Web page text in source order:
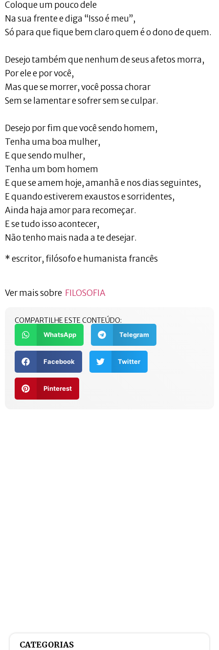
Coloque um pouco dele
Na sua frente e diga “Isso é meu”,
Só para que fique bem claro quem é o dono de quem.
Desejo também que nenhum de seus afetos morra,
Por ele e por você,
Mas que se morrer, você possa chorar
Sem se lamentar e sofrer sem se culpar.
Desejo por fim que você sendo homem,
Tenha uma boa mulher,
E que sendo mulher,
Tenha um bom homem
E que se amem hoje, amanhã e nos dias seguintes,
E quando estiverem exaustos e sorridentes,
Ainda haja amor para recomeçar.
E se tudo isso acontecer,
Não tenho mais nada a te desejar.
* escritor, filósofo e humanista francês
Ver mais sobre FILOSOFIA
COMPARTILHE ESTE CONTEÚDO:
WhatsApp Telegram
Facebook Twitter
Pinterest
CATEGORIAS